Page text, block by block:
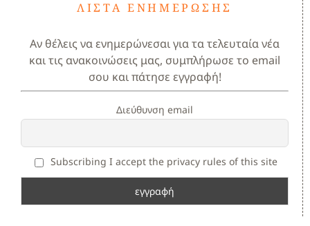
ΛΊΣΤΑ ΕΝΗΜΈΡΩΣΗΣ
Αν θέλεις να ενημερώνεσαι για τα τελευταία νέα
και τις ανακοινώσεις μας, συμπλήρωσε το email
σου και πάτησε εγγραφή!
Διεύθυνση email
Subscribing I accept the privacy rules of this site